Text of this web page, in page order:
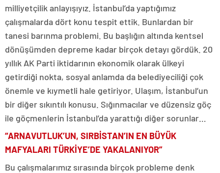
milliyetçilik anlayışıyız. İstanbul’da yaptığımız
çalışmalarda dört konu tespit ettik. Bunlardan bir
tanesi barınma problemi. Bu başlığın altında kentsel
dönüşümden depreme kadar birçok detayı gördük. 20
yıllık AK Parti iktidarının ekonomik olarak ülkeyi
getirdiği nokta, sosyal anlamda da belediyeciliği çok
önemle ve kıymetli hale getiriyor. Ulaşım, İstanbul’un
bir diğer sıkıntılı konusu. Sığınmacılar ve düzensiz göç
ile göçmenlerin İstanbul’da yarattığı diğer sorunlar…
“ARNAVUTLUK’UN, SIRBİSTAN’IN EN BÜYÜK
MAFYALARI TÜRKİYE’DE YAKALANIYOR”
Bu çalışmalarımız sırasında birçok probleme denk